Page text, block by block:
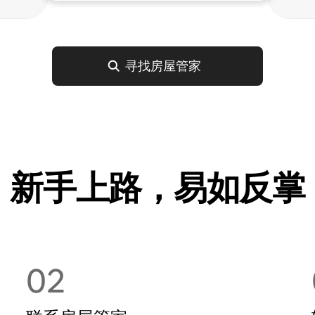
寻找房屋管家
新手上路，易如反掌
02